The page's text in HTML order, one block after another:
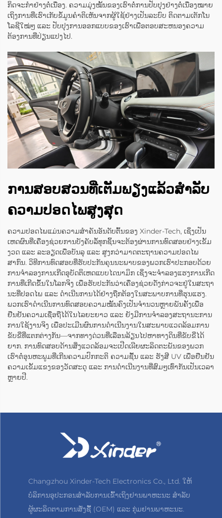
ກິດຈະກຳຢ່າງຕໍ່ເນື່ອງ. ຄວາມມຸ່ງໝັ້ນຂອງເຮົາຕໍ່ການປັບປຸງຢ່າງຕໍ່ເນື່ອງໝາຍ
ເຖິງການທີ່ເຮົາເກັບຂໍ້ມູນຄຳຕິເຫັນຈາກຜູ້ໃຊ້ຢ່າງເປັນລະບົບ ຕິດຕາມເຕັກໂນ
ໂລຊີໃໝ່ໆ ແລະ ປັບປຸງການອອກແບບຂອງເຮົາເພື່ອຕອບສະຫນອງຄວາມ
ຕ້ອງການທີ່ປ່ຽນແປງໄປ.
ການສອບສວນທີ່ເຕັມພຽງແລ້ວສຳລັບ
ຄວາມປອດໄພສູງສຸດ
ຄວາມປອດໄພແມ່ນຄວາມສຳຄັນອັນດັບຕົ້ນຂອງ Xinder-Tech, ເຊິ່ງເປັນ
ເຫດຜົນທີ່ເຄື່ອງຊ່ວຍການບັງຄັບລໍ້ທຸກຊິ້ນຈະຕ້ອງຜ່ານການທົດສອບຢ່າງເຂັ້ມ
ງວດ ແລະ ລະອຽດເພື່ອບັນລຸ ແລະ ສູງກວ່າມາດຕະຖານຄວາມປອດໄພ
ສາກົນ. ວິທີການທົດສອບທີ່ຮັບປະກັນຄຸນນະພາບຂອງພວກເຮົາປະກອບດ້ວຍ
ການຈຳລອງການເກີດອຸບັດຕິເຫດແບບໄດນາມິກ ເຊິ່ງຈະຈຳລອງແຮງການເກີດ
ການທີ່ເກີດຂຶ້ນໃນໂລກຈິງ ເພື່ອຮັບປະກັນວ່າເຄື່ອງຊ່ວຍດັ່ງກ່າວຈະຢູ່ໃນສະຖາ
ນະທີ່ປອດໄພ ແລະ ດຳເນີນການໄດ້ຢ່າງຖືກຕ້ອງໃນສະພາບການທີ່ຮຸນແຮງ.
ພວກເຮົາດຳເນີນການທົດສອບຄວາມໝັ້ນຄົງເປັນຈຳນວນຫຼາຍພັນຄັ້ງເພື່ອ
ຢືນຢັນຄວາມເຊື່ອຖືໄດ້ໃນໄລຍະຍາວ ແລະ ຍັງມີການຈຳລອງສະຖານະການ
ການໃຊ້ງານຈິງ ເພື່ອປະເມີນຜົນການດຳເນີນງານໃນສະພາບແວດລ້ອມການ
ຂັບຂີ່ທີ່ແຕກຕ່າງກັນ—ຈາກທາງດ່ວນທີ່ເລືອນລ້ຽນໄປຫາທາງດິນທີ່ຂັບຂີ່ໄດ້
ຍາກ. ການທົດສອບດ້ານສິ່ງແວດລ້ອມຈະເປີດເผີຍຜະລິດຕະພັນຂອງພວກ
ເຮົາຕໍ່ອຸນຫະພູມທີ່ເກີນຄວາມປົກກະຕິ ຄວາມຊື້ນ ແລະ ຮັງສີ UV ເພື່ອຢືນຢັນ
ຄວາມເຂັ້ມແຂງຂອງວັດສະດຸ ແລະ ການດຳເນີນງານທີ່ສົມໆເທົ່າກັນເປັນເວລາ
ຫຼາຍປີ.
Changzhou Xinder-Tech Electronics Co., Ltd. ໃຫ້
ບໍລິການອຸປະກອນສຳລັບການເຂົ້າເຖິງຢານພາຫະນະ ສຳລັບ
ຜູ້ຜະລິດຕາມການສັ່ງຊື້ (OEM) ແລະ ກຸ່ມຢານພາຫະນະ.